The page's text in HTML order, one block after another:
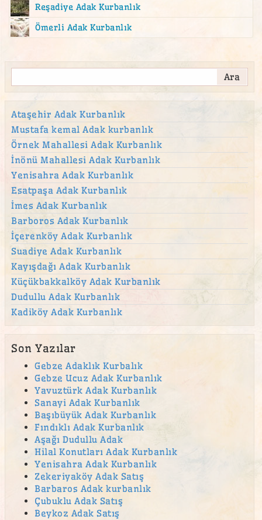
Altunizade Mahallesi adak
Atalar Adak Kurban Satış Yeri
Ataşehir adak kurban satış yeri
Ataşehir Kurban
Atatürk Mahallesi Adak Kurban Satış Yeri
Aydınevler Adak Kurban Satış Yeri
Aziz Mahmut Hüdayi Mahallesiadak Bahçelievler
Mahallesi adak
Bağlarbaşı Adak Kurban Satış Yeri
Barbaros Mahallesi adak
beykoz adak
beylerbeyi adak
Beylerbeyi Mahallesi adak
Beylerbeyi Mahallesi adak Çengelköy Mahallesi adak
bostancı adak
Bulgurlu Mahallesi adak
Burhaniye Mahallesi adak
Büyükbakkalköy adak kurban satış yeri
canlı hayvan
canlı hayvan satışı
Çekmeköy Adak
Çekmeköy adak kurban satış yeri
Çekmeköy Kurban
çengelköy adak
Çengelköy Mahallesi adak
cevizli adak kurban satış yeri
Reşadiye Adak Kurbanlık
Ömerli Adak Kurbanlık
Ataşehir Adak Kurbanlık
Mustafa kemal Adak kurbanlık
Örnek Mahallesi Adak Kurbanlık
İnönü Mahallesi Adak Kurbanlık
Yenisahra Adak Kurbanlık
Esatpaşa Adak Kurbanlık
İmes Adak Kurbanlık
Barboros Adak Kurbanlık
İçerenköy Adak Kurbanlık
Suadiye Adak Kurbanlık
Kayışdağı Adak Kurbanlık
Küçükbakkalköy Adak Kurbanlık
Dudullu Adak Kurbanlık
Kadiköy Adak Kurbanlık
Son Yazılar
Gebze Adaklık Kurbalık
Gebze Ucuz Adak Kurbanlık
Yavuztürk Adak Kurbanlık
Sanayi Adak Kurbanlık
Başıbüyük Adak Kurbanlık
Fındıklı Adak Kurbanlık
Aşağı Dudullu Adak
Hilal Konutları Adak Kurbanlık
Yenisahra Adak Kurbanlık
Zekeriyaköy Adak Satış
Barbaros Adak kurbanlık
Çubuklu Adak Satış
Beykoz Adak Satış